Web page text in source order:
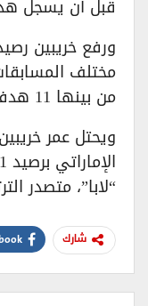
قبل أن يسجل
ورفع خريبين
من بينها 11 هدفاً في مسابقة الدوري.
ويحتل عمر
“لابا”، متصدر
شارك